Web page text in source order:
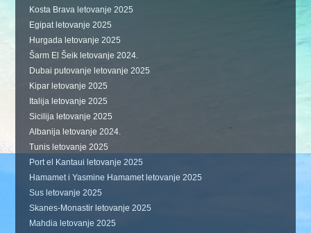
Kosta Brava letovanje 2025
Egipat letovanje 2025
Hurgada letovanje 2025
Šarm El Šeik letovanje 2024.
Dubai putovanje letovanje 2025
Kipar letovanje 2025
Italija letovanje 2025
Sicilija letovanje 2025
Albanija letovanje 2024.
Tunis letovanje 2025
Port el Kantaui letovanje 2025
Hamamet i Yasmine Hamamet letovanje 2025
Sus letovanje 2025
Skanes-Monastir letovanje 2025
Mahdia letovanje 2025